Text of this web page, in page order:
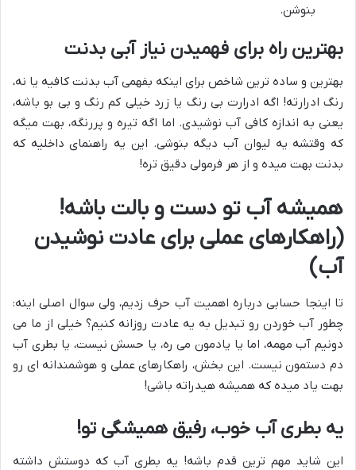
بنوشن.
بهترین راه برای فهمیدن نیاز آبی بدنت
بهترین و ساده ترین شاخص برای اینکه بفهمی آب بدنت کافیه یا نه،
رنگ ادرارته! اگه ادرارت بی رنگ یا زرد خیلی کم رنگ و بی بو باشه،
یعنی به اندازه کافی آب نوشیدی. اما اگه تیره و پررنگه، بهت میگه
که وقتشه یه لیوان آب دیگه بنوشی. این یه راهنمای داخلیه که
بدنت بهت میده و از هر فرمولی دقیق تره!
همیشه آب تو دست و بالت باشه!
(راهکارهای عملی برای عادت نوشیدن
آب)
تا اینجا حسابی درباره اهمیت آب حرف زدیم، ولی سوال اصلی اینه:
چطور آب خوردن رو تبدیل به یه عادت روزانه کنیم؟ خیلی از ما می
دونیم آب مهمه، اما یا یادمون می ره، یا حسش نیست، یا بطری آب
دم دستمون نیست. این بخش، راهکارهای عملی و هوشمندانه ای رو
بهت یاد میده که همیشه هیدراته باشی!
یه بطری آب خوب، رفیق همیشگی تو!
این شاید مهم ترین قدم باشه! یه بطری آب که دوستش داشته